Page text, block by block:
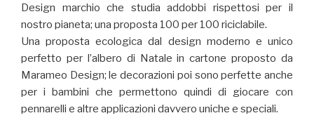
Design marchio che studia addobbi rispettosi per il
nostro pianeta; una proposta 100 per 100 riciclabile.
Una proposta ecologica dal design moderno e unico
perfetto per l’albero di Natale in cartone proposto da
Marameo Design; le decorazioni poi sono perfette anche
per i bambini che permettono quindi di giocare con
pennarelli e altre applicazioni davvero uniche e speciali.